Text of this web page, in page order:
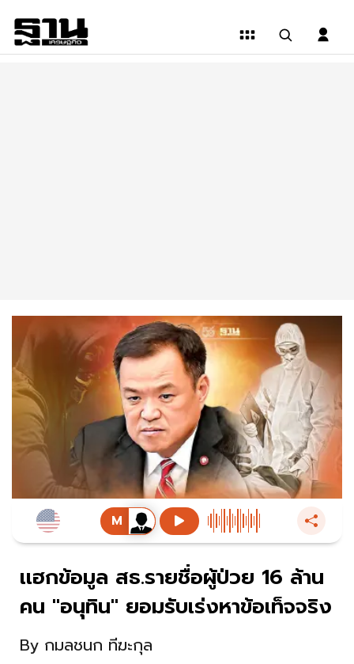
เเฮกข้อมูล สธ.รายชื่อผู้ป่วย 16 ล้าน
คน "อนุทิน" ยอมรับเร่งหาข้อเท็จจริง
By กมลชนก ทีฆะกุล